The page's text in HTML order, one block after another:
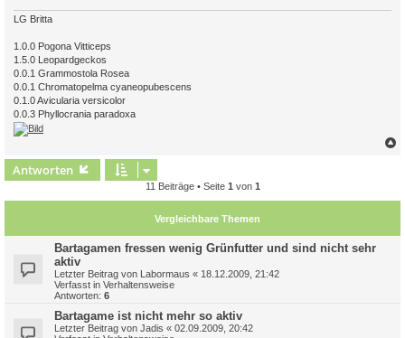
LG Britta
1.0.0 Pogona Vitticeps
1.5.0 Leopardgeckos
0.0.1 Grammostola Rosea
0.0.1 Chromatopelma cyaneopubescens
0.1.0 Avicularia versicolor
0.0.3 Phyllocrania paradoxa
b
Antworten
11 Beiträge • Seite 1 von 1
Vergleichbare Themen
Bartagamen fressen wenig Grünfutter und sind nicht sehr
aktiv
Letzter Beitrag von Labormaus « 18.12.2009, 21:42
Verfasst in Verhaltensweise
Antworten: 6
Bartagame ist nicht mehr so aktiv
Letzter Beitrag von Jadis « 02.09.2009, 20:42